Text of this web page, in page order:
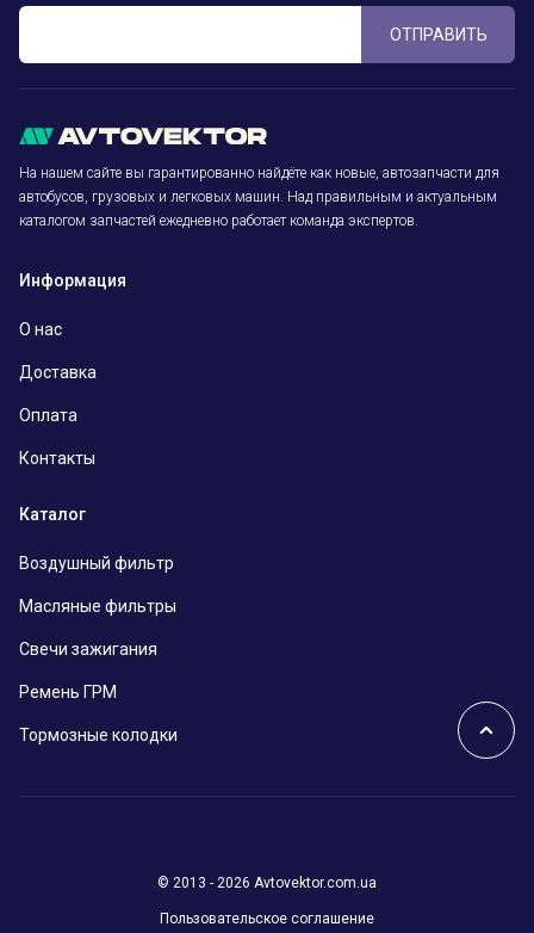
ОТПРАВИТЬ
На нашем сайте вы гарантированно найдёте как новые, автозапчасти для
автобусов, грузовых и легковых машин. Над правильным и актуальным
каталогом запчастей ежедневно работает команда экспертов.
Информация
О нас
Доставка
Оплата
Контакты
Каталог
Воздушный фильтр
Масляные фильтры
Свечи зажигания
Ремень ГРМ
Тормозные колодки
© 2013 - 2026 Avtovektor.com.ua
Пользовательское соглашение